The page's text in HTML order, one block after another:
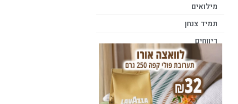
מילואים
תמיד צנחן
דיווחים